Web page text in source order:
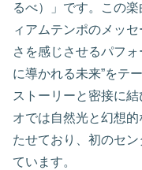
るべ）」です。この
ィアムテンポのメッ
さを感じさせるパフ
に導かれる未来”をテ
ストーリーと密接に
オでは自然光と幻想
たせており、初のセ
ています。